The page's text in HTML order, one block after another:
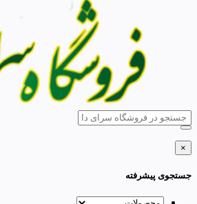
×
جستجوی پیشرفته